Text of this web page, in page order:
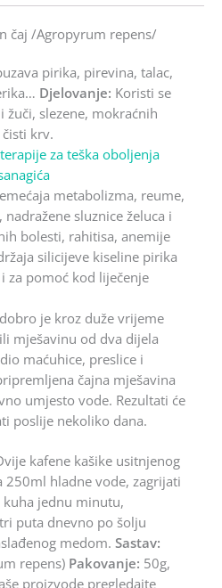
čaj /Agropyrum repens/
pirika, pirevina, talac,
Djelovanje: Koristi se
žuči, slezene, mokraćnih
krv.
za teška oboljenja
metabolizma, reume,
sluznice želuca i
bolesti, rahitisa, anemije
silicijeve kiseline pirika
za pomoć kod liječenje
je kroz duže vrijeme
mješavinu od dva dijela
maćuhice, preslice i
čajna mješavina
umjesto vode. Rezultati će
poslije nekoliko dana.
kafene kašike usitnjenog
hladne vode, zagrijati
jednu minutu,
puta dnevno po šolju
medom. Sastav:
repens) Pakovanje: 50g,
proizvode pregledajte